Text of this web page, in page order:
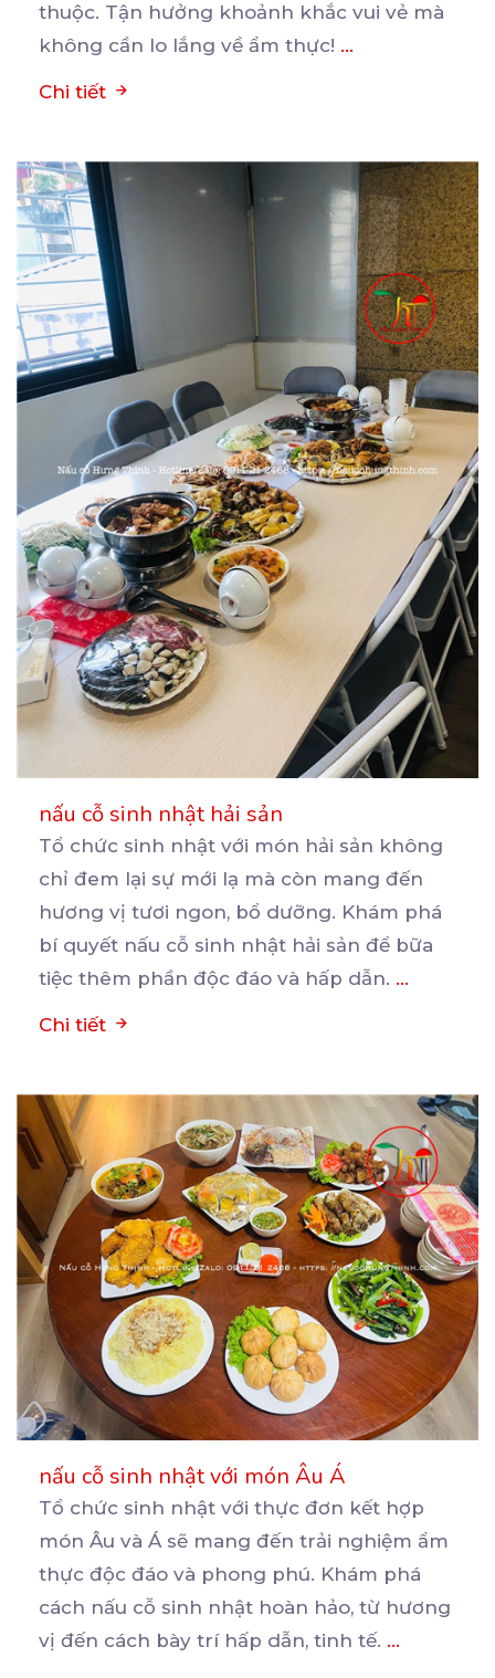
thuộc. Tận hưởng khoảnh khắc vui vẻ mà
không cần lo lắng về ẩm thực! ...
Chi tiết
nấu cỗ sinh nhật hải sản
Tổ chức sinh nhật với món hải sản không
chỉ đem lại sự mới lạ mà còn mang đến
hương vị tươi ngon, bổ dưỡng. Khám phá
bí quyết nấu cỗ sinh nhật hải sản để bữa
tiệc thêm phần độc đáo và hấp dẫn. ...
Chi tiết
nấu cỗ sinh nhật với món Âu Á
Tổ chức sinh nhật với thực đơn kết hợp
món Âu và Á sẽ mang đến trải nghiệm ẩm
thực độc đáo và phong phú. Khám phá
cách nấu cỗ sinh nhật hoàn hảo, từ hương
vị đến cách bày trí hấp dẫn, tinh tế. ...